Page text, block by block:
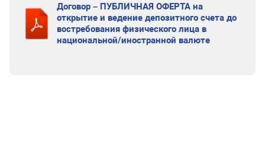
Договор – ПУБЛИЧНАЯ ОФЕРТА на
открытие и ведение депозитного счета до
востребования физического лица в
национальной/иностранной валюте